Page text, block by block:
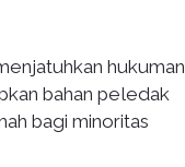
hukuman
bahan peledak
bagi minoritas